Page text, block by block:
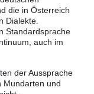
die in Österreich
Dialekte.
Standardsprache
auch im
der Aussprache
Mundarten und